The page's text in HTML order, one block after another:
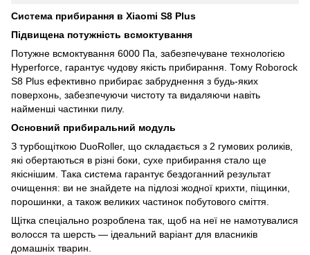
Система прибирання в Xiaomi S8 Plus
Підвищена потужність всмоктування
Потужне всмоктування 6000 Па, забезпечуване технологією
Hyperforce, гарантує чудову якість прибирання. Тому Roborock
S8 Plus ефективно прибирає забруднення з будь-яких
поверхонь, забезпечуючи чистоту та видаляючи навіть
найменші частинки пилу.
Основний прибиральний модуль
З турбощіткою DuoRoller, що складається з 2 гумових роликів,
які обертаються в різні боки, сухе прибирання стало ще
якіснішим. Така система гарантує бездоганний результат
очищення: ви не знайдете на підлозі жодної крихти, піщинки,
порошинки, а також великих частинок побутового сміття.
Щітка спеціально розроблена так, щоб на неї не намотувалися
волосся та шерсть — ідеальний варіант для власників
домашніх тварин.